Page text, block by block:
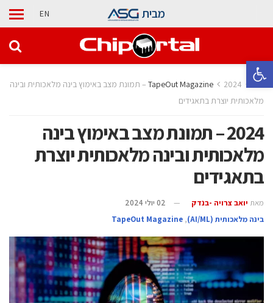
פתח סרגל נגישות
מבית EN
בית TapeOut Magazine 2024 – תמונת מצב באימוץ בינה מלאכותית ובינה
מלאכותית יוצרת בתאגידים
2024 – תמונת מצב באימוץ בינה
מלאכותית ובינה מלאכותית יוצרת
בתאגידים
מאת יואב צרויה -בנדק
02 יולי 2024
בינה מלאכותית (AI/ML)
,
TapeOut Magazine